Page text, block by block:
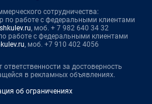
сотрудничества:
работе с федеральными клиентами
, моб. + 7 982 640 34 32
работе с федеральными клиентами
, моб. +7 910 402 4056
ответственности за достоверность
в рекламных объявлениях.
об ограничениях